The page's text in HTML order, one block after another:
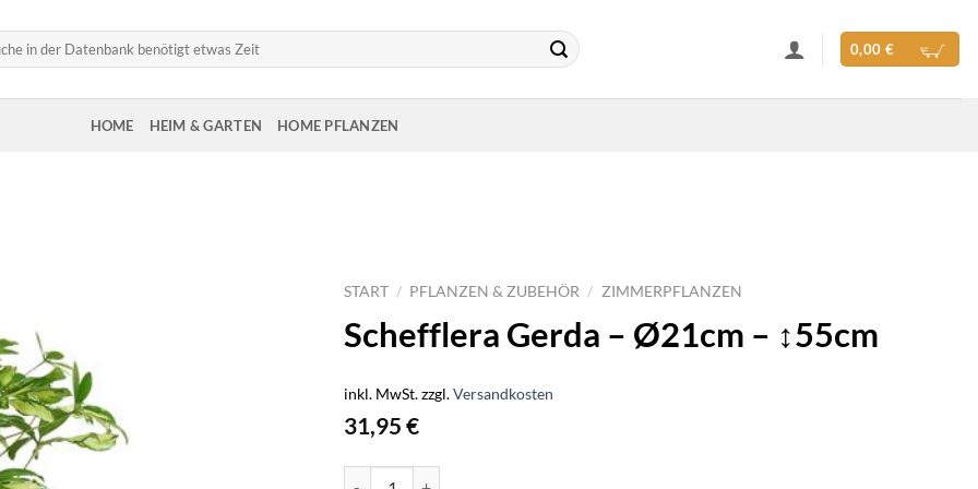
0,00 €
HOME HEIM & GARTEN HOME PFLANZEN
START / PFLANZEN & ZUBEHÖR / ZIMMERPFLANZEN
Schefflera Gerda – Ø21cm – ↕55cm
inkl. MwSt.zzgl.Versandkosten
31,95€